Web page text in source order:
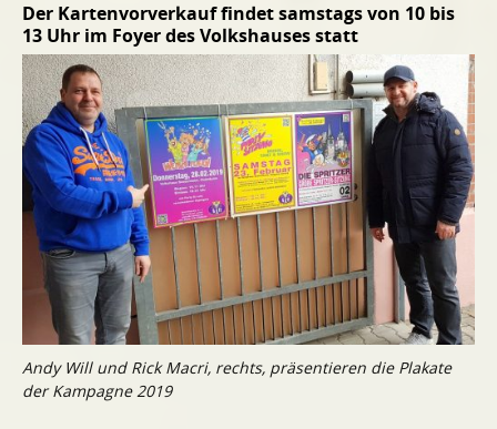
Der Kartenvorverkauf findet samstags von 10 bis
13 Uhr im Foyer des Volkshauses statt
Andy Will und Rick Macri, rechts, präsentieren die Plakate
der Kampagne 2019